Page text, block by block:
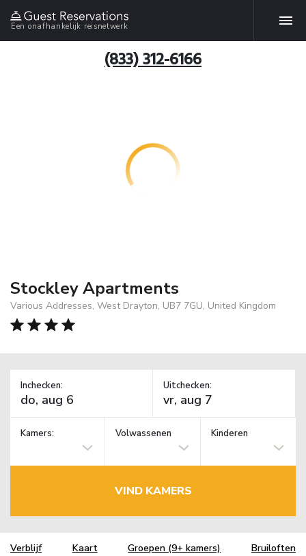
Een onafhankelijk reisnetwerk
(833) 312-6166
Stockley Apartments
Various Addresses, West Drayton, UB7 7GU, United Kingdom
Inchecken: Uitchecken:
Kamers: Volwassenen Kinderen
VIND KAMERS
Verblijf Kaart Groepen (9+ kamers) Bruiloften